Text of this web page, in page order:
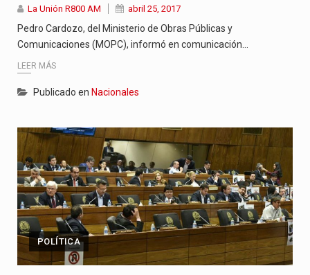
La Unión R800 AM abril 25, 2017
Pedro Cardozo, del Ministerio de Obras Públicas y
Comunicaciones (MOPC), informó en comunicación…
LEER MÁS
Publicado en Nacionales
POLÍTICA